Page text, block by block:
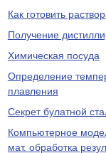
Как готовить
Получение
Химическая посуда
Определение
плавления
Секрет булатной
Компьютерное
мат. обработка